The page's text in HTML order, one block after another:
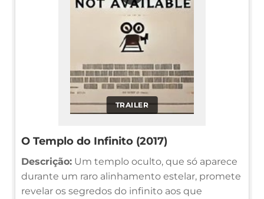
TRAILER
O Templo do Infinito (2017)
Descrição: Um templo oculto, que só aparece
durante um raro alinhamento estelar, promete
revelar os segredos do infinito aos que